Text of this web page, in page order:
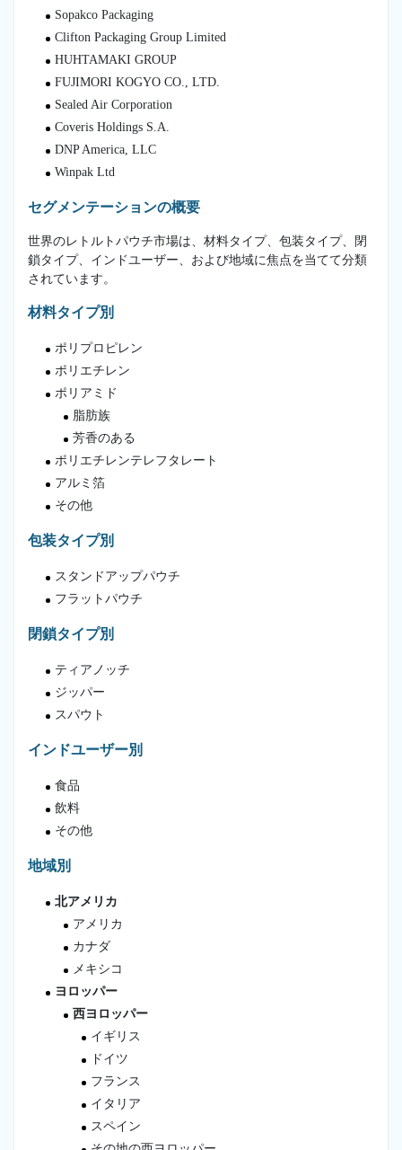
Sopakco Packaging
Clifton Packaging Group Limited
HUHTAMAKI GROUP
FUJIMORI KOGYO CO., LTD.
Sealed Air Corporation
Coveris Holdings S.A.
DNP America, LLC
Winpak Ltd
セグメンテーションの概要
世界のレトルトパウチ市場は、材料タイプ、包装タイプ、閉
鎖タイプ、インドユーザー、および地域に焦点を当てて分類
されています。
材料タイプ別
ポリプロピレン
ポリエチレン
ポリアミド
脂肪族
芳香のある
ポリエチレンテレフタレート
アルミ箔
その他
包装タイプ別
スタンドアップパウチ
フラットパウチ
閉鎖タイプ別
ティアノッチ
ジッパー
スパウト
インドユーザー別
食品
飲料
その他
地域別
北アメリカ
アメリカ
カナダ
メキシコ
ヨロッパー
西ヨロッパー
イギリス
ドイツ
フランス
イタリア
スペイン